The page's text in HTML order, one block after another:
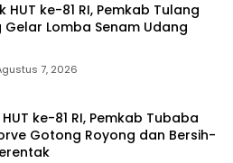
HUT ke-81 RI, Pemkab Tulang
Gelar Lomba Senam Udang
7, 2026
ke-81 RI, Pemkab Tubaba
Gotong Royong dan Bersih-